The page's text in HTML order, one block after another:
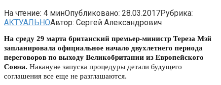
На чтение: 4 минОпубликовано: 28.03.2017Рубрика:
АКТУАЛЬНОАвтор: Сергей Александрович
На среду 29 марта британский премьер-министр Тереза Мэй
запланировала официальное начало двухлетнего периода
переговоров по выходу Великобритании из Европейского
Союза. Накануне запуска процедуры детали будущего
соглашения все еще не разглашаются.